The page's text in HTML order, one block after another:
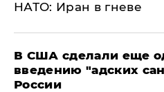
НАТО: Иран в гневе
В США сделали еще
введению "адских
России